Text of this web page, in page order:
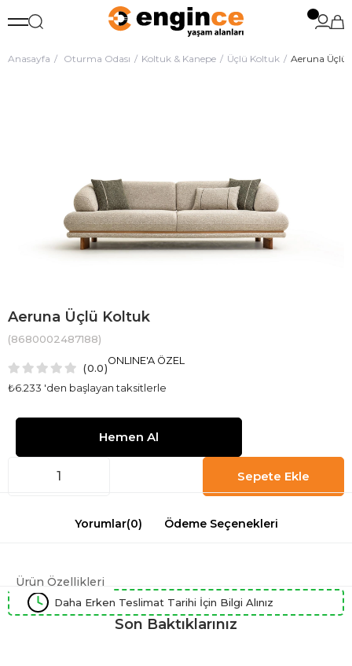
Anasayfa Oturma Odası Koltuk & Kanepe Üçlü Koltuk Aeruna Üçlü
Aeruna Üçlü Koltuk
(8680002487188)
0.0
₺6.233 'den başlayan taksitlerle
ONLINE'A ÖZEL
Yorumlar(0) Ödeme Seçenekleri
Ürün Özellikleri
Daha Erken Teslimat Tarihi İçin Bilgi Alınız
Son Baktıklarınız